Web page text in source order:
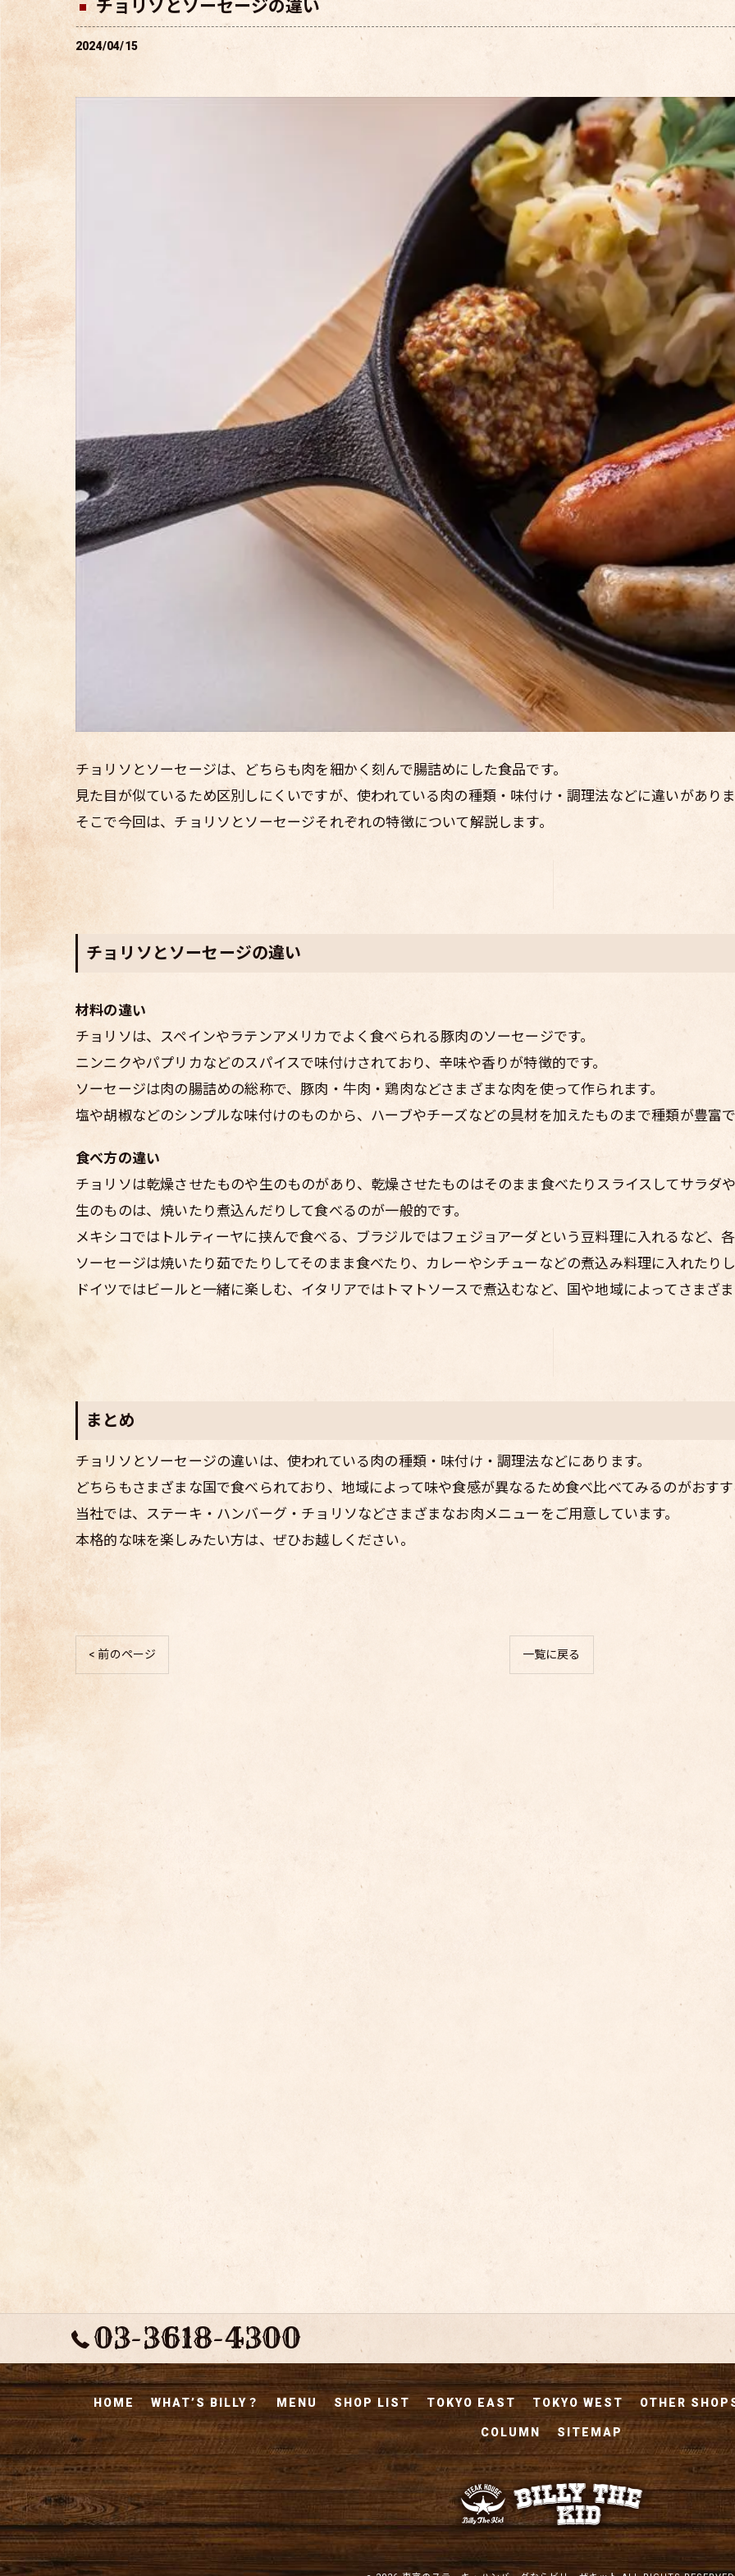
チョリソとソーセージの違い
2024/04/15
チョリソとソーセージは、どちらも肉を細かく刻んで腸詰めにした食品です。
見た目が似ているため区別しにくいですが、使われている肉の種類・味付け・調理法などに違いがあり
そこで今回は、チョリソとソーセージそれぞれの特徴について解説します。
チョリソとソーセージの違い
材料の違い
チョリソは、スペインやラテンアメリカでよく食べられる豚肉のソーセージです。
ニンニクやパプリカなどのスパイスで味付けされており、辛味や香りが特徴的です。
ソーセージは肉の腸詰めの総称で、豚肉・牛肉・鶏肉などさまざまな肉を使って作られます。
塩や胡椒などのシンプルな味付けのものから、ハーブやチーズなどの具材を加えたものまで種類が豊富
食べ方の違い
チョリソは乾燥させたものや生のものがあり、乾燥させたものはそのまま食べたりスライスしてサラダ
生のものは、焼いたり煮込んだりして食べるのが一般的です。
メキシコではトルティーヤに挟んで食べる、ブラジルではフェジョアーダという豆料理に入れるなど、
ソーセージは焼いたり茹でたりしてそのまま食べたり、カレーやシチューなどの煮込み料理に入れたり
ドイツではビールと一緒に楽しむ、イタリアではトマトソースで煮込むなど、国や地域によってさまざ
まとめ
チョリソとソーセージの違いは、使われている肉の種類・味付け・調理法などにあります。
どちらもさまざまな国で食べられており、地域によって味や食感が異なるため食べ比べてみるのがおす
当社では、ステーキ・ハンバーグ・チョリソなどさまざまなお肉メニューをご用意しています。
本格的な味を楽しみたい方は、ぜひお越しください。
< 前のページ 一覧に戻る
03-3618-4300
HOME WHAT’S BILLY？ MENU SHOP LIST TOKYO EAST TOKYO WEST OTHER
COLUMN SITEMAP